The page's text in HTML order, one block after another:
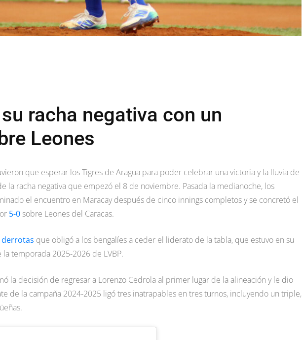
racha negativa con un
Leones
que esperar los Tigres de Aragua para poder celebrar una victoria y la lluvia de
la racha negativa que empezó el 8 de noviembre. Pasada la medianoche, los
el encuentro en Maracay después de cinco innings completos y se concretó el
5-0 sobre Leones del Caracas.
derrotas que obligó a los bengalíes a ceder el liderato de la tabla, que estuvo en su
temporada 2025-2026 de LVBP.
la decisión de regresar a Lorenzo Cedrola al primer lugar de la alineación y le dio
de la campaña 2024-2025 ligó tres inatrapables en tres turnos, incluyendo un triple,